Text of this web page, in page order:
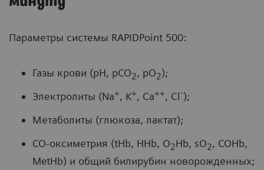
Параметры системы RAPIDPoint 500:
Газы крови (pH, pCO2, pO2);
Электролиты (Na+, K+, Ca++, Cl-);
Метаболиты (глюкоза, лактат);
CO-оксиметрия (tHb, HHb, O2Hb, sO2, COHb,
MetHb) и общий билирубин новорожденных;